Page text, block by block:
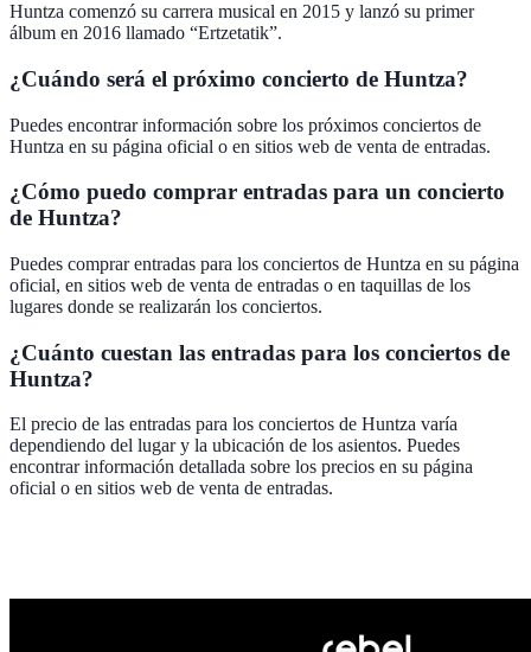
Huntza comenzó su carrera musical en 2015 y lanzó su primer
álbum en 2016 llamado “Ertzetatik”.
¿Cuándo será el próximo concierto de Huntza?
Puedes encontrar información sobre los próximos conciertos de
Huntza en su página oficial o en sitios web de venta de entradas.
¿Cómo puedo comprar entradas para un concierto
de Huntza?
Puedes comprar entradas para los conciertos de Huntza en su página
oficial, en sitios web de venta de entradas o en taquillas de los
lugares donde se realizarán los conciertos.
¿Cuánto cuestan las entradas para los conciertos de
Huntza?
El precio de las entradas para los conciertos de Huntza varía
dependiendo del lugar y la ubicación de los asientos. Puedes
encontrar información detallada sobre los precios en su página
oficial o en sitios web de venta de entradas.